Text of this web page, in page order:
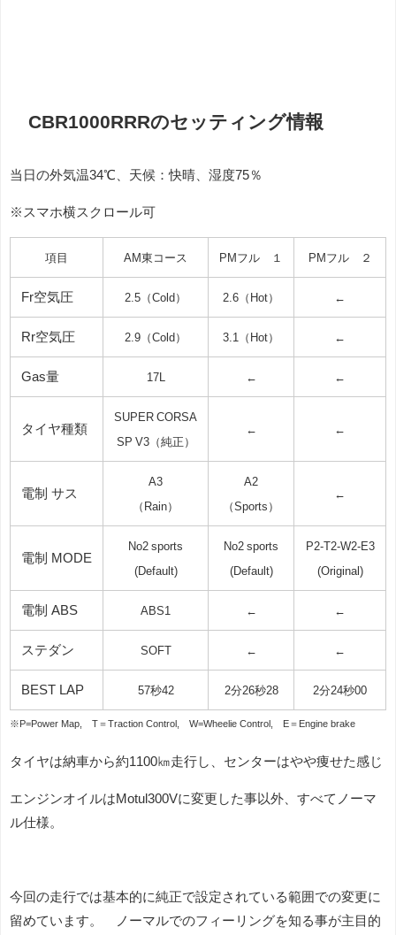
CBR1000RRRのセッティング情報
当日の外気温34℃、天候：快晴、湿度75％
※スマホ横スクロール可
項目 AM東コース PMフル １ PMフル ２
Fr空気圧 2.5（Cold） 2.6（Hot） ←
Rr空気圧 2.9（Cold） 3.1（Hot） ←
Gas量 17L ← ←
タイヤ種類
SUPER CORSA
SP V3（純正）
← ←
電制 サス
A3
（Rain）
A2
（Sports）
←
電制 MODE
No2 sports
(Default)
No2 sports
(Default)
P2-T2-W2-E3
(Original)
電制 ABS ABS1 ← ←
ステダン SOFT ← ←
BEST LAP 57秒42 2分26秒28 2分24秒00
※P=Power Map, T＝Traction Control, W=Wheelie Control, E＝Engine brake
タイヤは納車から約1100㎞走行し、センターはやや痩せた感じ
エンジンオイルはMotul300Vに変更した事以外、すべてノーマ
ル仕様。
今回の走行では基本的に純正で設定されている範囲での変更に
留めています。 ノーマルでのフィーリングを知る事が主目的